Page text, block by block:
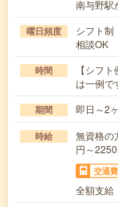
南与野駅
曜日頻度
シフト制
相談OK
時間
【シフ
は一例
期間 即日～2
時給
無資格の
円～
交通費
全額支給